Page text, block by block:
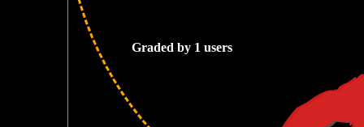
Graded by 1 users